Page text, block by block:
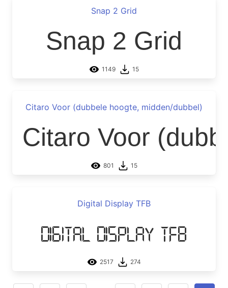
Snap 2 Grid
Snap 2 Grid
1149 15
Citaro Voor (dubbele hoogte, midden/dubbel)
Citaro Voor
801 15
Digital Display TFB
Digital Display TFB
2517 274